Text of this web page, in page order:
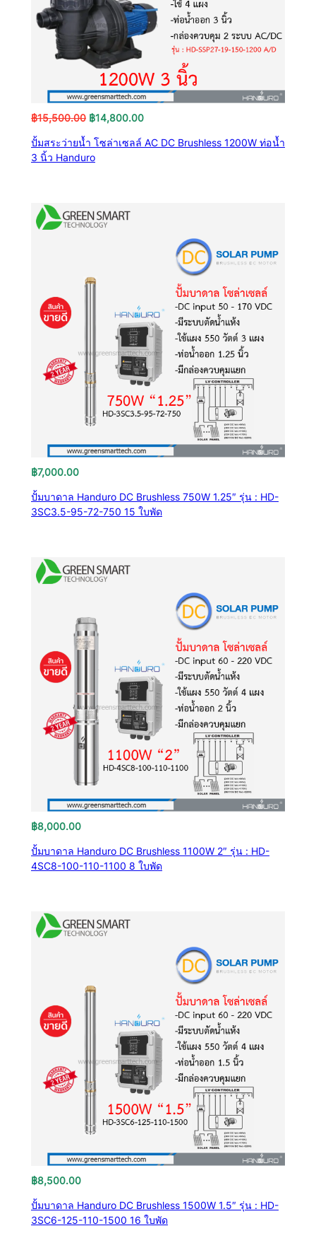
฿15,500.00 Original
was:
฿15,500.00.
฿14,800.00Current
is:
ปั้มสระว่ายน้ำ โซล่าเซลล์ AC DC Brushless 1200W ท่อน้ำ
3 นิ้ว Handuro
฿7,000.00
ปั้มบาดาล Handuro DC Brushless 750W 1.25″ รุ่น : HD-
3SC3.5-95-72-750 15 ใบพัด
฿8,000.00
ปั้มบาดาล Handuro DC Brushless 1100W 2″ รุ่น : HD-
4SC8-100-110-1100 8 ใบพัด
฿8,500.00
ปั้มบาดาล Handuro DC Brushless 1500W 1.5″ รุ่น : HD-
3SC6-125-110-1500 16 ใบพัด